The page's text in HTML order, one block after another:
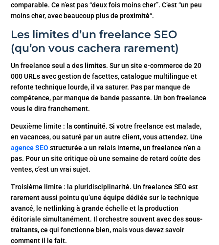
comparable. Ce n’est pas “deux fois moins cher”. C’est “un peu
moins cher, avec beaucoup plus deproximité“.
Les limites d’un freelance SEO
(qu’on vous cachera rarement)
Un freelance seul a des limites. Sur un site e-commerce de 20
000 URLs avec gestion de facettes, catalogue multilingue et
refonte technique lourde, il va saturer. Pas par manque de
compétence, par manque de bande passante. Un bon freelance
vous le dira franchement.
Deuxième limite : lacontinuité. Si votre freelance est malade,
en vacances, ou saturé par un autre client, vous attendez. Une
agence SEO structurée a un relais interne, un freelance n’en a
pas. Pour un site critique où une semaine de retard coûte des
ventes, c’est un vrai sujet.
Troisième limite : la pluridisciplinarité. Un freelance SEO est
rarement aussi pointu qu’une équipe dédiée sur le technique
avancé, le netlinking à grande échelle et la production
éditoriale simultanément. Il orchestre souvent avec dessous-
traitants, ce qui fonctionne bien, mais vous devez savoir
comment il le fait.